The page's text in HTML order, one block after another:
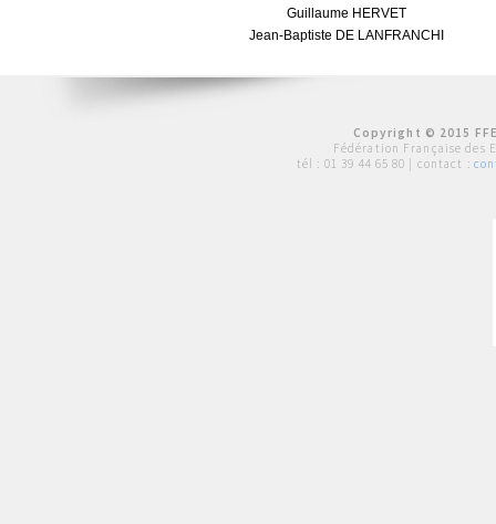
Guillaume HERVET
Jean-Baptiste DE LANFRANCHI
Copyright © 2015
Fédération Française des
tél : 01 39 44 65 80 | contact :